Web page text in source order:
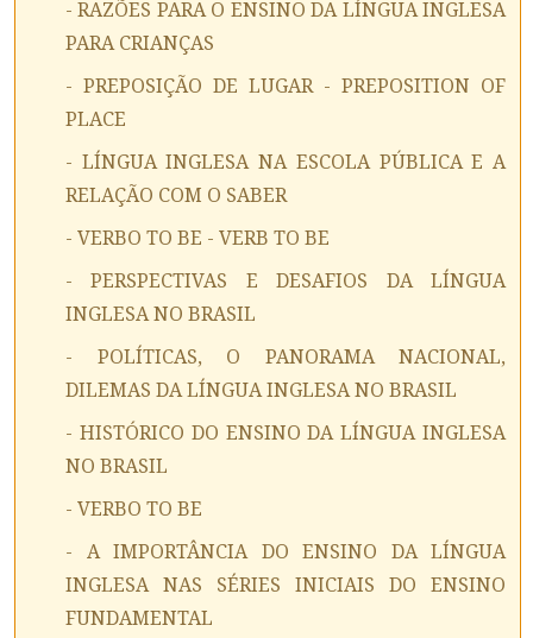
- RAZÕES PARA O ENSINO DA LÍNGUA INGLESA
PARA CRIANÇAS
- PREPOSIÇÃO DE LUGAR - PREPOSITION OF
PLACE
- LÍNGUA INGLESA NA ESCOLA PÚBLICA E A
RELAÇÃO COM O SABER
- VERBO TO BE - VERB TO BE
- PERSPECTIVAS E DESAFIOS DA LÍNGUA
INGLESA NO BRASIL
- POLÍTICAS, O PANORAMA NACIONAL,
DILEMAS DA LÍNGUA INGLESA NO BRASIL
- HISTÓRICO DO ENSINO DA LÍNGUA INGLESA
NO BRASIL
- VERBO TO BE
- A IMPORTÂNCIA DO ENSINO DA LÍNGUA
INGLESA NAS SÉRIES INICIAIS DO ENSINO
FUNDAMENTAL